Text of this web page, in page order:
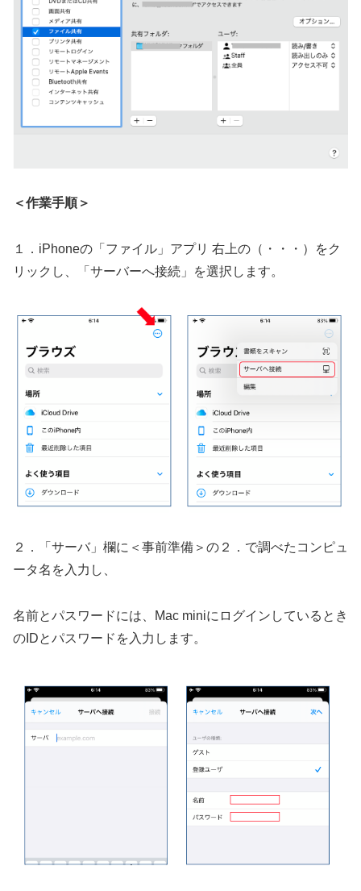
＜作業手順＞
１．iPhoneの「ファイル」アプリ 右上の（・・・）をク
リックし、「サーバーへ接続」を選択します。
２．「サーバ」欄に＜事前準備＞の２．で調べたコンピュ
ータ名を入力し、
名前とパスワードには、Mac miniにログインしているとき
のIDとパスワードを入力します。